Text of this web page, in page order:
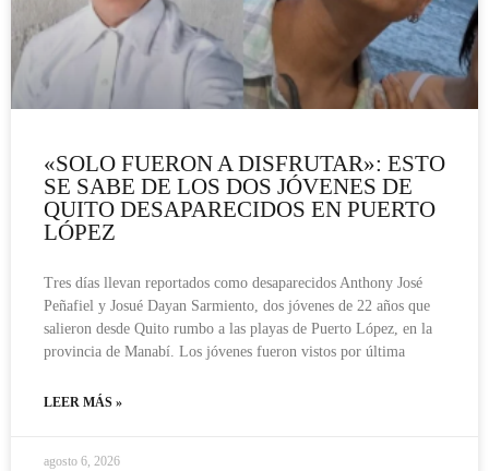
«SOLO FUERON A DISFRUTAR»: ESTO
SE SABE DE LOS DOS JÓVENES DE
QUITO DESAPARECIDOS EN PUERTO
LÓPEZ
Tres días llevan reportados como desaparecidos Anthony José
Peñafiel y Josué Dayan Sarmiento, dos jóvenes de 22 años que
salieron desde Quito rumbo a las playas de Puerto López, en la
provincia de Manabí. Los jóvenes fueron vistos por última
LEER MÁS »
agosto 6, 2026